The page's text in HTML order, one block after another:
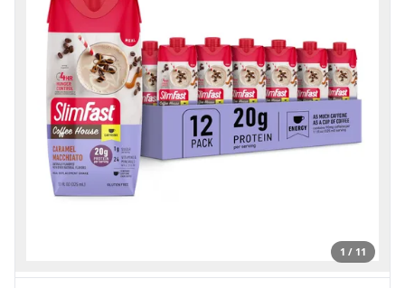
1 / 11